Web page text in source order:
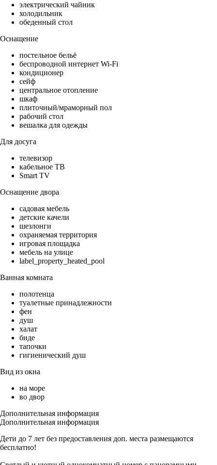
электрический чайник
холодильник
обеденный стол
Оснащение
постельное бельё
беспроводной интернет Wi-Fi
кондиционер
сейф
центральное отопление
шкаф
плиточный/мраморный пол
рабочий стол
вешалка для одежды
Для досуга
телевизор
кабельное ТВ
Smart TV
Оснащение двора
садовая мебель
детские качели
шезлонги
охраняемая территория
игровая площадка
мебель на улице
label_property_heated_pool
Ванная комната
полотенца
туалетные принадлежности
фен
душ
халат
биде
тапочки
гигиенический душ
Вид из окна
на море
во двор
Дополнительная информация
Дополнительная информация
Дети до 7 лет без предоставления доп. места размещаются
бесплатно!